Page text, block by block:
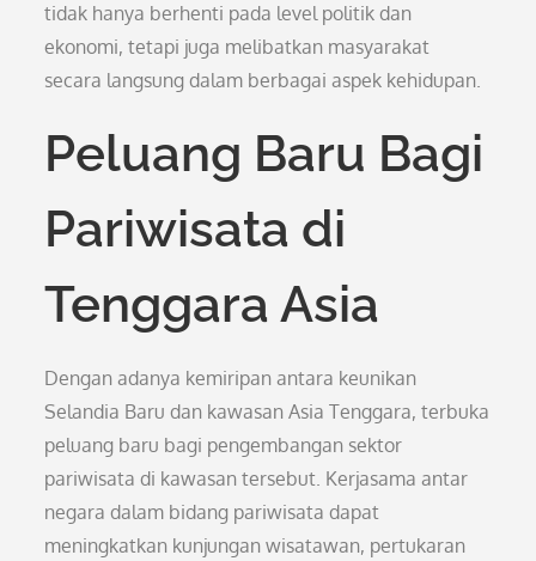
tidak hanya berhenti pada level politik dan
ekonomi, tetapi juga melibatkan masyarakat
secara langsung dalam berbagai aspek kehidupan.
Peluang Baru Bagi
Pariwisata di
Tenggara Asia
Dengan adanya kemiripan antara keunikan
Selandia Baru dan kawasan Asia Tenggara, terbuka
peluang baru bagi pengembangan sektor
pariwisata di kawasan tersebut. Kerjasama antar
negara dalam bidang pariwisata dapat
meningkatkan kunjungan wisatawan, pertukaran